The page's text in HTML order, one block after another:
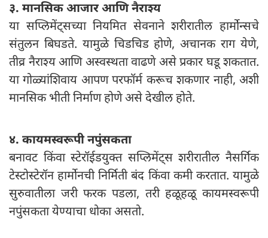
३. मानसिक आजार आणि नैराश्य
या सप्लिमेंट्सच्या नियमित सेवनाने शरीरातील हार्मोन्सचे
संतुलन बिघडते. यामुळे चिडचिड होणे, अचानक राग येणे,
तीव्र नैराश्य आणि अस्वस्थता वाढणे असे प्रकार घडू शकतात.
या गोळ्यांशिवाय आपण परफॉर्म करूच शकणार नाही, अशी
मानसिक भीती निर्माण होणे असे देखील होते.
४. कायमस्वरूपी नपुंसकता
बनावट किंवा स्टेरॉईडयुक्त सप्लिमेंट्स शरीरातील नैसर्गिक
टेस्टोस्टेरॉन हार्मोनची निर्मिती बंद किंवा कमी करतात. यामुळे
सुरुवातीला जरी फरक पडला, तरी हळूहळू कायमस्वरूपी
नपुंसकता येण्याचा धोका असतो.